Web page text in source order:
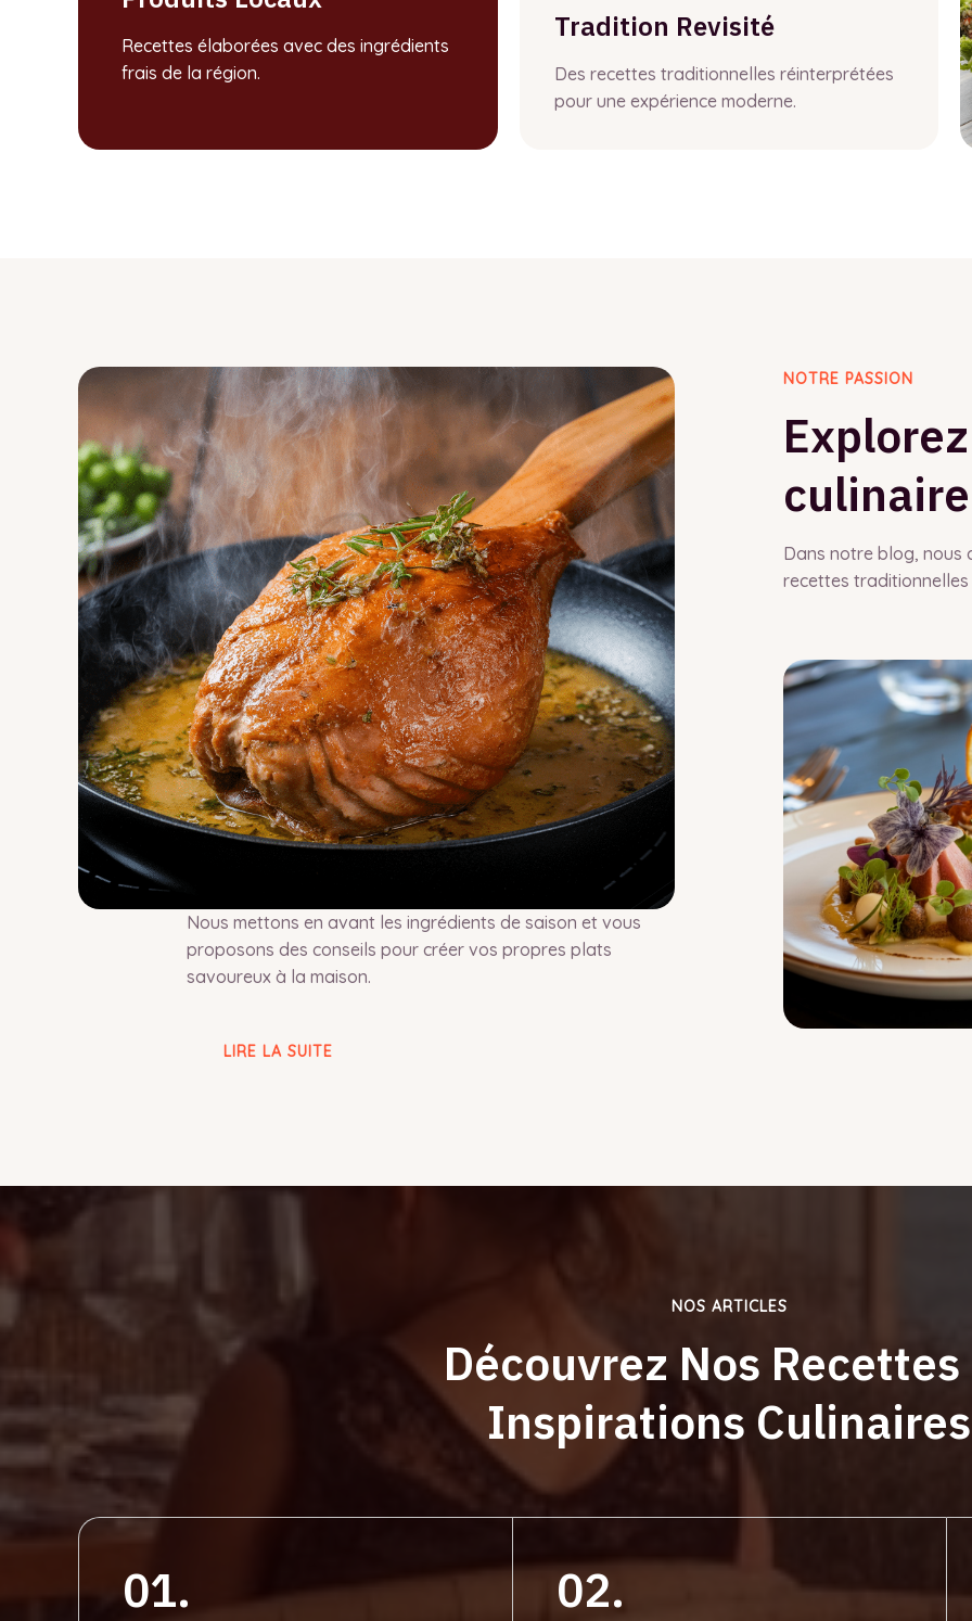
Recettes élaborées avec des ingrédients
frais de la région.
Tradition Revisité
Des recettes traditionnelles réinterprétées
pour une expérience moderne.
Nous mettons en avant les ingrédients de saison et vous
proposons des conseils pour créer vos propres plats
savoureux à la maison.
LIRE LA SUITE
NOTRE PASSION
Dans notre blog, nous
recettes
NOS ARTICLES
Découvrez Nos
Inspirations Culinaires
01. 02.